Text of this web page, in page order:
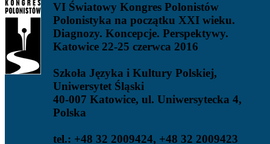
VI Światowy Kongres Polonistów
Polonistyka na początku XXI wieku.
Diagnozy. Koncepcje. Perspektywy.
Katowice 22-25 czerwca 2016
Szkoła Języka i Kultury Polskiej,
Uniwersytet Śląski
40-007 Katowice, ul. Uniwersytecka 4,
Polska
tel.: +48 32 2009424, +48 32 2009423